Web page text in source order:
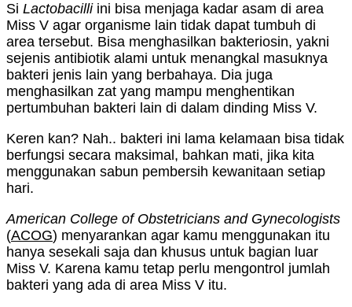
Si Lactobacilliini bisa menjaga kadar asam di area
Miss V agar organisme lain tidak dapat tumbuh di
area tersebut. Bisa menghasilkan bakteriosin, yakni
sejenis antibiotik alami untuk menangkal masuknya
bakteri jenis lain yang berbahaya. Dia juga
menghasilkan zat yang mampu menghentikan
pertumbuhan bakteri lain di dalam dinding Miss V.
Keren kan? Nah.. bakteri ini lama kelamaan bisa tidak
berfungsi secara maksimal, bahkan mati, jika kita
menggunakan sabun pembersih kewanitaan setiap
hari.
American College of Obstetricians and Gynecologists
(ACOG) menyarankan agar kamu menggunakan itu
hanya sesekali saja dan khusus untuk bagian luar
Miss V. Karena kamu tetap perlu mengontrol jumlah
bakteri yang ada di area Miss V itu.